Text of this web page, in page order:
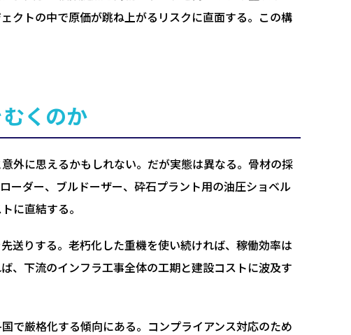
クトの中で原価が跳ね上がるリスクに直面する。この構
くのか
外に思えるかもしれない。だが実態は異なる。骨材の採
ダー、ブルドーザー、砕石プラント用の油圧ショベル
に直結する。
送りする。老朽化した重機を使い続ければ、稼働効率は
、下流のインフラ工事全体の工期と建設コストに波及す
で厳格化する傾向にある。コンプライアンス対応のため